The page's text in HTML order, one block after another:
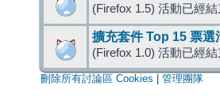
(Firefox 1.5) 活動已經結
擴充套件 Top 15 票選
(Firefox 1.0) 活動已經結
刪除所有討論區 Cookies 管理團隊